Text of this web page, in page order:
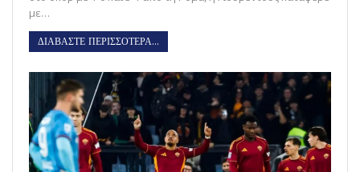
με…
ΔΙΑΒΑΣΤΕ ΠΕΡΙΣΣΟΤΕΡΑ...